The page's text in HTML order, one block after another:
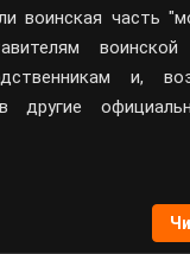
воинская часть
и,
другие